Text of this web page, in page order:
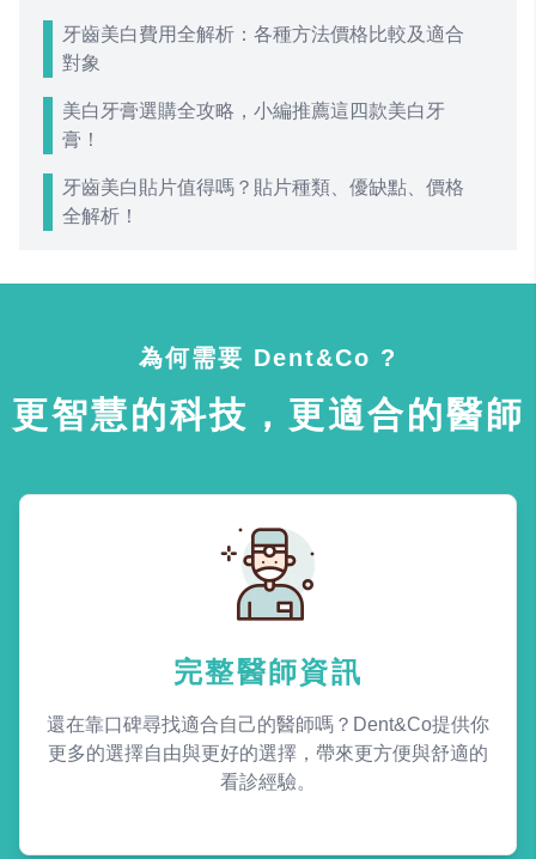
牙齒美白費用全解析：各種方法價格比較及適合
對象
美白牙膏選購全攻略，小編推薦這四款美白牙
膏！
牙齒美白貼片值得嗎？貼片種類、優缺點、價格
全解析！
為何需要 Dent&Co ?
更智慧的科技，更適合的醫師
完整醫師資訊
還在靠口碑尋找適合自己的醫師嗎？Dent&Co提供你
更多的選擇自由與更好的選擇，帶來更方便與舒適的
看診經驗。